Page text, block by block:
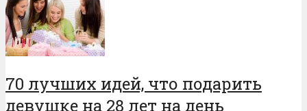
70 лучших идей, что подарить
девушке на 28 лет на день